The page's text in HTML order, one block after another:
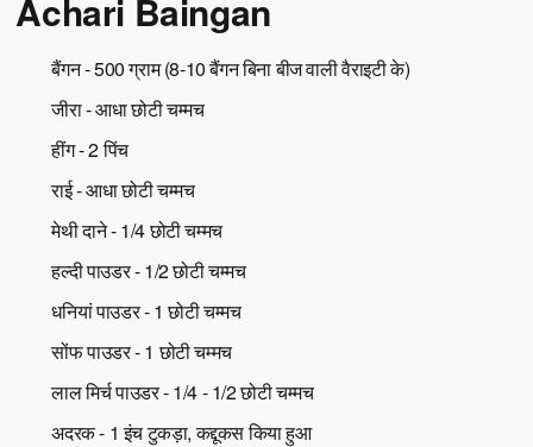
Achari Baingan
बैंगन - 500 ग्राम (8-10 बैंगन बिना बीज वाली वैराइटी के)
जीरा - आधा छोटी चम्मच
हींग - 2 पिंच
राई - आधा छोटी चम्मच
मेथी दाने - 1/4 छोटी चम्मच
हल्दी पाउडर - 1/2 छोटी चम्मच
धनियां पाउडर - 1 छोटी चम्मच
सोंफ पाउडर - 1 छोटी चम्मच
लाल मिर्च पाउडर - 1/4 - 1/2 छोटी चम्मच
अदरक - 1 इंच टुकड़ा, कद्दूकस किया हुआ